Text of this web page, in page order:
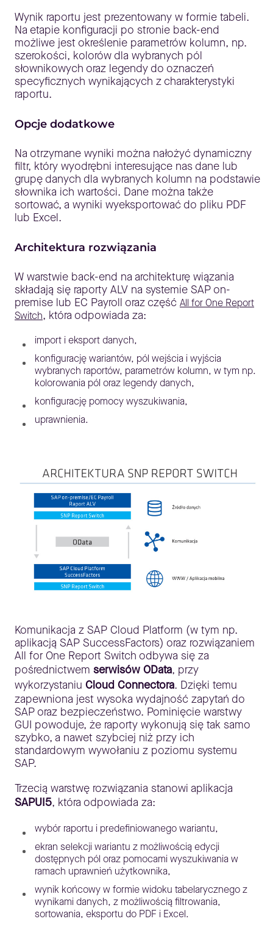
Wynik raportu jest prezentowany w formie tabeli.
Na etapie konfiguracji po stronie back-end
możliwe jest określenie parametrów kolumn, np.
szerokości, kolorów dla wybranych pól
słownikowych oraz legendy do oznaczeń
specyficznych wynikających z charakterystyki
raportu.
Opcje dodatkowe
Na otrzymane wyniki można nałożyć dynamiczny
filtr, który wyodrębni interesujące nas dane lub
grupę danych dla wybranych kolumn na podstawie
słownika ich wartości. Dane można także
sortować, a wyniki wyeksportować do pliku PDF
lub Excel.
Architektura rozwiązania
W warstwie back-end na architekturę wiązania
składają się raporty ALV na systemie SAP on-
premise lub EC Payroll oraz część All for One Report
Switch, która odpowiada za:
import i eksport danych,
konfigurację wariantów, pól wejścia i wyjścia
wybranych raportów, parametrów kolumn, w tym np.
kolorowania pól oraz legendy danych,
konfigurację pomocy wyszukiwania,
uprawnienia.
Komunikacja z SAP Cloud Platform (w tym np.
aplikacją SAP SuccessFactors) oraz rozwiązaniem
All for One Report Switch odbywa się za
pośrednictwem serwisów OData, przy
wykorzystaniu Cloud Connectora. Dzięki temu
zapewniona jest wysoka wydajność zapytań do
SAP oraz bezpieczeństwo. Pominięcie warstwy
GUI powoduje, że raporty wykonują się tak samo
szybko, a nawet szybciej niż przy ich
standardowym wywołaniu z poziomu systemu
SAP.
Trzecią warstwę rozwiązania stanowi aplikacja
SAPUI5, która odpowiada za:
wybór raportu i predefiniowanego wariantu,
ekran selekcji wariantu z możliwością edycji
dostępnych pól oraz pomocami wyszukiwania w
ramach uprawnień użytkownika,
wynik końcowy w formie widoku tabelarycznego z
wynikami danych, z możliwością filtrowania,
sortowania, eksportu do PDF i Excel.